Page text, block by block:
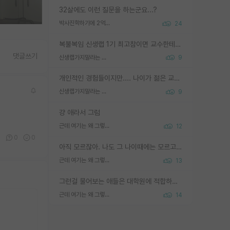
32살에도 이런 질문을 하는군요...?
박사진학하기에 2억은 괜찮은 (?) 정도의 경제력인가요 24
복불복임 신생랩 1기 최고참이면 교수한테 직접 지도받는 시간이 매우 많음 제대로 된 교수라면 말이지 그게 아니라면 그냥 넌 해방 불가능한 노예 1호에 감점쓰레기통이 되는거고
신생랩가지말라는 이유가 있었구나 9
개인적인 경험들이지만.... 나이가 젊은 교수일수록 꼰대라는 가면을 쓴 채로 무례함을 행동하는 경우가 거의 90% 정도였음. 나이가 어린데 다른 또래들과 달리 명예, 권력, 재력까지 얻었으니 세상 다 가진 기분이겠지. 오히러 나이 든 교수들이 행동과 말을 더 조심하시더라.
신생랩가지말라는 이유가 있었구나 9
걍 애라서 그럼
근데 여기는 왜 그렇게 SPK를 물어보는거임? 12
아직 모르잖아. 나도 그 나이때에는 모르고 평가 받고 안심하고 싶었어.
근데 여기는 왜 그렇게 SPK를 물어보는거임? 13
그런걸 물어보는 애들은 대학원에 적합하지 않다
근데 여기는 왜 그렇게 SPK를 물어보는거임? 14
댓글쓰기